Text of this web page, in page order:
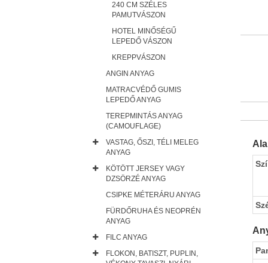
240 CM SZÉLES
PAMUTVÁSZON
HOTEL MINŐSÉGŰ
LEPEDŐ VÁSZON
KREPPVÁSZON
ANGIN ANYAG
MATRACVÉDŐ GUMIS
LEPEDŐ ANYAG
TEREPMINTÁS ANYAG
(CAMOUFLAGE)
VASTAG, ŐSZI, TÉLI MELEG
ANYAG
KÖTÖTT JERSEY VAGY
DZSÖRZÉ ANYAG
CSIPKE MÉTERÁRU ANYAG
FÜRDŐRUHA ÉS NEOPRÉN
ANYAG
FILC ANYAG
FLOKON, BATISZT, PUPLIN,